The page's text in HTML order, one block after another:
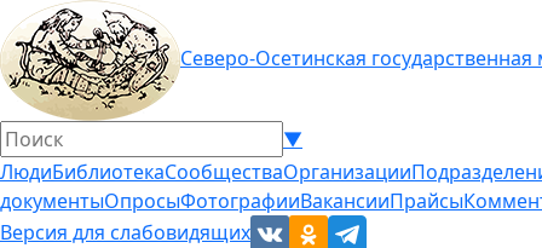
Северо-Осетинская
▼
ЛюдиБиблиотекаСообществаОрганизации
документыОпросыФотографииВакансииПрайсы
Версия для слабовидящих